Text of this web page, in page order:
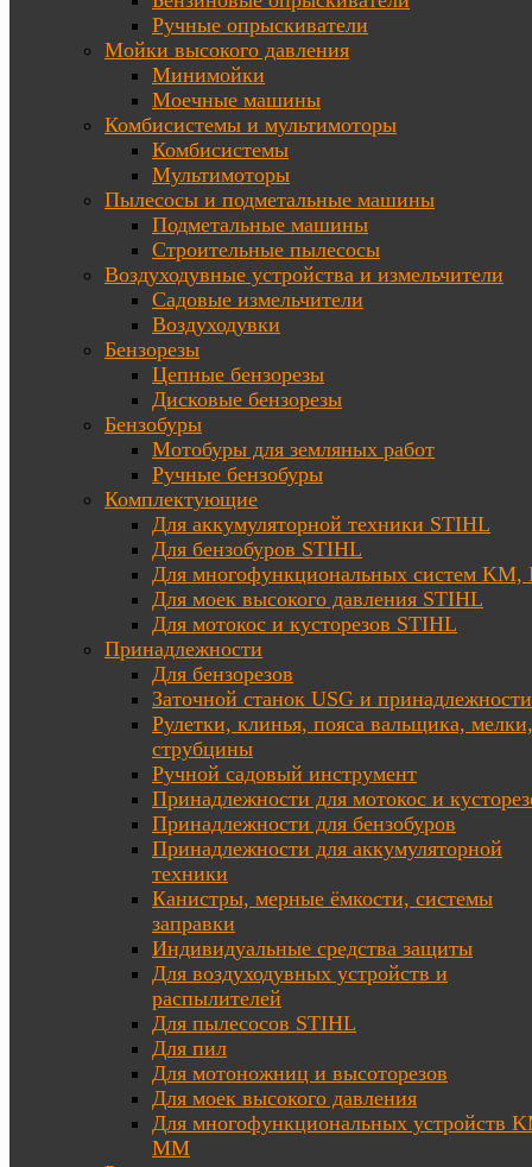
Ручные опрыскиватели
Мойки высокого давления
Минимойки
Моечные машины
Комбисистемы и мультимоторы
Комбисистемы
Мультимоторы
Пылесосы и подметальные машины
Подметальные машины
Строительные пылесосы
Воздуходувные устройства и измельчители
Садовые измельчители
Воздуходувки
Бензорезы
Цепные бензорезы
Дисковые бензорезы
Бензобуры
Мотобуры для земляных работ
Ручные бензобуры
Комплектующие
Для аккумуляторной техники STIHL
Для бензобуров STIHL
Для многофункциональных систем KM,
Для моек высокого давления STIHL
Для мотокос и кусторезов STIHL
Принадлежности
Для бензорезов
Заточной станок USG и принадлежности
Рулетки, клинья, пояса вальщика, мелки,
струбцины
Ручной садовый инструмент
Принадлежности для мотокос и
Принадлежности для бензобуров
Принадлежности для аккумуляторной
техники
Канистры, мерные ёмкости, системы
заправки
Индивидуальные средства защиты
Для воздуходувных устройств и
распылителей
Для пылесосов STIHL
Для пил
Для мотоножниц и высоторезов
Для моек высокого давления
Для многофункциональных устройств
MM